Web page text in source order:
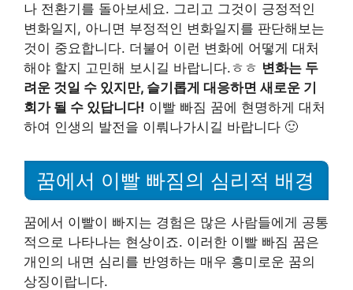
나 전환기를 돌아보세요. 그리고 그것이 긍정적인
변화일지, 아니면 부정적인 변화일지를 판단해보는
것이 중요합니다. 더불어 이런 변화에 어떻게 대처
해야 할지 고민해 보시길 바랍니다.ㅎㅎ 변화는 두
려운 것일 수 있지만, 슬기롭게 대응하면 새로운 기
회가 될 수 있답니다! 이빨 빠짐 꿈에 현명하게 대처
하여 인생의 발전을 이뤄나가시길 바랍니다 🙂
꿈에서 이빨 빠짐의 심리적 배경
꿈에서 이빨이 빠지는 경험은 많은 사람들에게 공통
적으로 나타나는 현상이죠. 이러한 이빨 빠짐 꿈은
개인의 내면 심리를 반영하는 매우 흥미로운 꿈의
상징이랍니다.